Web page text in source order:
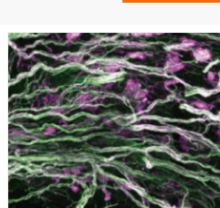
中には時間スケールは極めてゆっく